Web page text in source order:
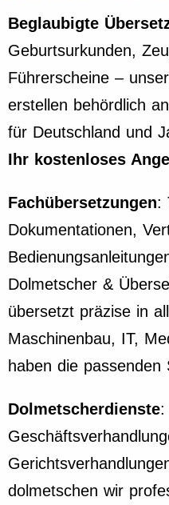
Beglaubigte
Geburtsurkunden,
Führerscheine –
erstellen behördlich
für Deutschland und
Ihr kostenloses
Fachübersetzungen:
Dokumentationen,
Dolmetscher &
übersetzt präzise in
Maschinenbau, IT,
haben die passenden
Dolmetscherdienste:
dolmetschen wir